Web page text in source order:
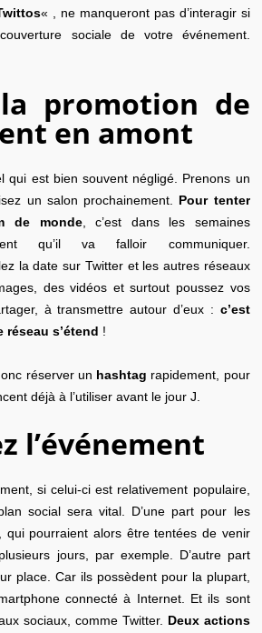
« , ne manqueront pas d’interagir si
sociale de votre événement.
promotion de
en amont
qui est bien souvent négligé. Prenons un
un salon prochainement. Pour tenter
de monde, c’est dans les semaines
qu’il va falloir communiquer.
la date sur Twitter et les autres réseaux
des vidéos et surtout poussez vos
à transmettre autour d’eux : c’est
réseau s’étend !
réserver un hashtag rapidement, pour
déjà à l’utiliser avant le jour J.
l’événement
si celui-ci est relativement populaire,
social sera vital. D’une part pour les
qui pourraient alors être tentées de venir
jours, par exemple. D’autre part
place. Car ils possèdent pour la plupart,
connecté à Internet. Et ils sont
sociaux, comme Twitter. Deux actions